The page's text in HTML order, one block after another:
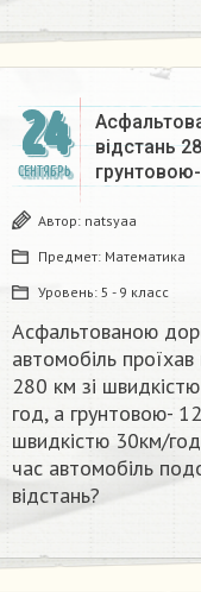
24
СЕНТЯБРЬ
відстань
Автор: natsyaa
Предмет: Математика
Уровень: 5 - 9 класс
Асфальтованою
автомобіль проїхав
280 км зі
год, а грунтовою-
швидкістю 30км/
час автомобіль
відстань?​